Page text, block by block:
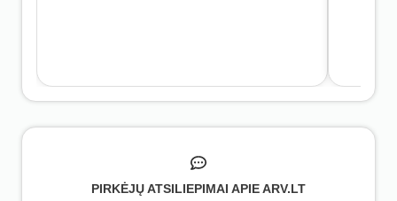
PIRKĖJŲ ATSILIEPIMAI APIE ARV.LT